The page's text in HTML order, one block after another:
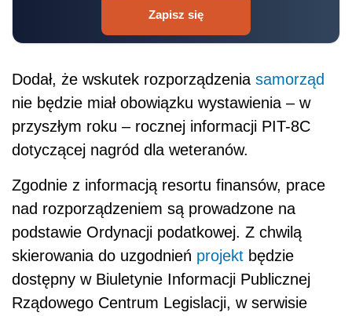
Zapisz się
Dodał, że wskutek rozporządzenia samorząd
nie będzie miał obowiązku wystawienia – w
przyszłym roku – rocznej informacji PIT-8C
dotyczącej nagród dla weteranów.
Zgodnie z informacją resortu finansów, prace
nad rozporządzeniem są prowadzone na
podstawie Ordynacji podatkowej. Z chwilą
skierowania do uzgodnień projekt będzie
dostępny w Biuletynie Informacji Publicznej
Rządowego Centrum Legislacji, w serwisie